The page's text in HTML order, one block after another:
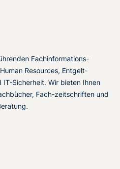
Fachinformations-
Resources, Entgelt-
Sicherheit. Wir bieten Ihnen
Fach-zeitschriften und